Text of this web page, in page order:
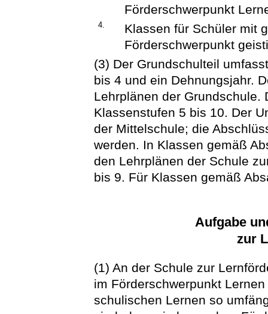
Förderschwerpunkt
4.
Klassen für Schüler mit
Förderschwerpunkt
(3) Der Grundschulteil
bis 4 und ein Dehnungsjahr.
Lehrplänen der
Klassenstufen 5 bis 10. Der
der Mittelschule; die
werden. In Klassen gemäß
den Lehrplänen der Schule
bis 9. Für Klassen gemäß
Aufgabe
zur
(1) An der Schule zur
im Förderschwerpunkt
schulischen Lernen so